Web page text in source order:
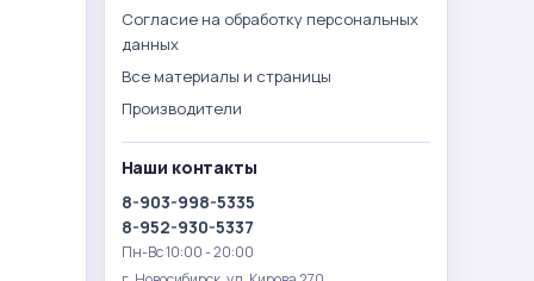
Согласие на обработку персональных
данных
Все материалы и страницы
Производители
Наши контакты
8-903-998-5335
8-952-930-5337
Пн-Вс 10:00 - 20:00